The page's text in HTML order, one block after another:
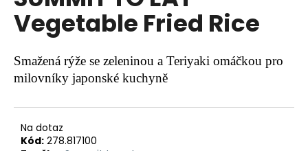
0,0
z
hvězdiček.
Vegetable Fried Rice
Smažená rýže se zeleninou a Teriyaki omáčkou pro
milovníky japonské kuchyně
Na dotaz
Kód: 278.817100
a
j
í
t
?